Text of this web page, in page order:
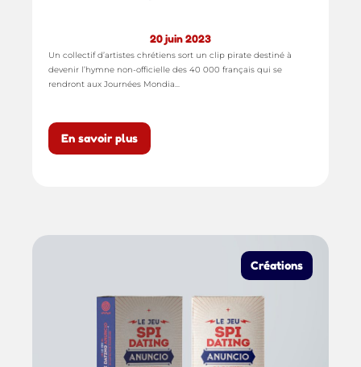
20 juin 2023
Un collectif d’artistes chrétiens sort un clip pirate destiné à
devenir l’hymne non-officielle des 40 000 français qui se
rendront aux Journées Mondia...
En savoir plus
Créations